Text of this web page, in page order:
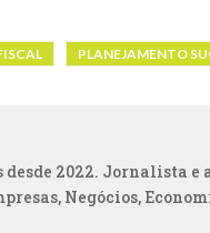
PLANEJAMENTO
2022. Jornalista e
Negócios,